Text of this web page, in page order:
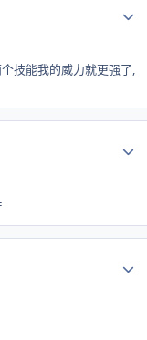
技能我的威力就更强了,